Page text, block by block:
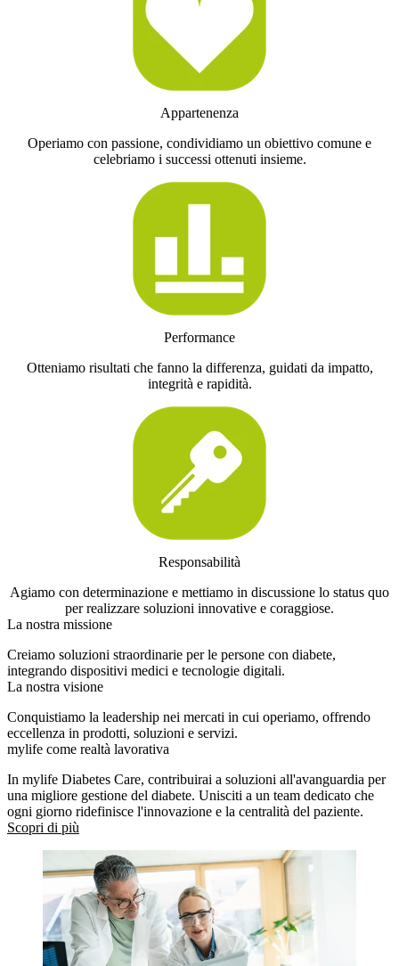
Appartenenza
Operiamo con passione, condividiamo un obiettivo comune e
celebriamo i successi ottenuti insieme.
Performance
Otteniamo risultati che fanno la differenza, guidati da impatto,
integrità e rapidità.
Responsabilità
Agiamo con determinazione e mettiamo in discussione lo status quo
per realizzare soluzioni innovative e coraggiose.
La nostra missione
Creiamo soluzioni straordinarie per le persone con diabete,
integrando dispositivi medici e tecnologie digitali.
La nostra visione
Conquistiamo la leadership nei mercati in cui operiamo, offrendo
eccellenza in prodotti, soluzioni e servizi.
mylife come realtà lavorativa
In mylife Diabetes Care, contribuirai a soluzioni all'avanguardia per
una migliore gestione del diabete. Unisciti a un team dedicato che
ogni giorno ridefinisce l'innovazione e la centralità del paziente.
Scopri di più